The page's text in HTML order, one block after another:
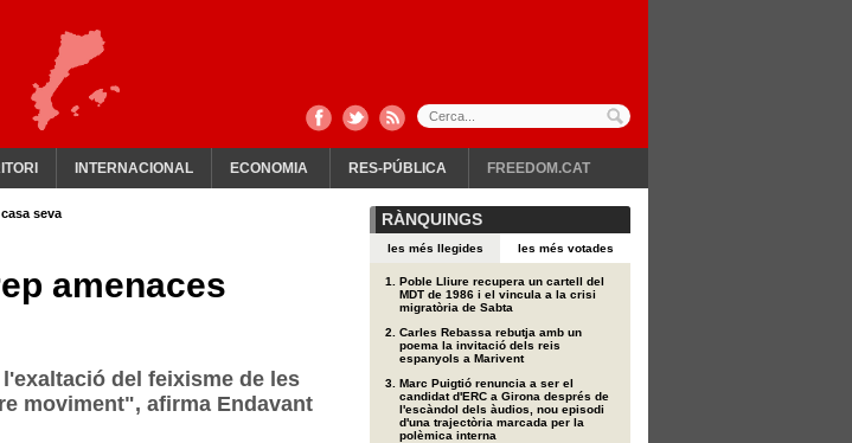
INTERNACIONAL ECONOMIA RES-PÚBLICA FREEDOM.CAT
seva
amenaces
del feixisme de les
moviment", afirma Endavant
RÀNQUINGS
les més llegides les més votades
Poble Lliure recupera un cartell del
MDT de 1986 i el vincula a la crisi
migratòria de Sabta
Carles Rebassa rebutja amb un
poema la invitació dels reis
espanyols a Marivent
Marc Puigtió renuncia a ser el
candidat d'ERC a Girona després de
l'escàndol dels àudios, nou episodi
d'una trajectòria marcada per la
polèmica interna